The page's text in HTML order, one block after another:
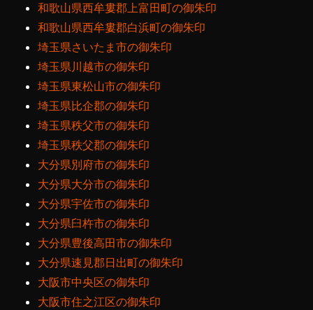
和歌山県西牟婁郡上富田町の御朱印
和歌山県西牟婁郡白浜町の御朱印
埼玉県さいたま市の御朱印
埼玉県川越市の御朱印
埼玉県東松山市の御朱印
埼玉県比企郡の御朱印
埼玉県秩父市の御朱印
埼玉県秩父郡の御朱印
大分県別府市の御朱印
大分県大分市の御朱印
大分県宇佐市の御朱印
大分県臼杵市の御朱印
大分県豊後高田市の御朱印
大分県速見郡日出町の御朱印
大阪市中央区の御朱印
大阪市住之江区の御朱印